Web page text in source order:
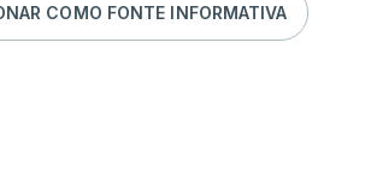
COMO FONTE INFORMATIVA